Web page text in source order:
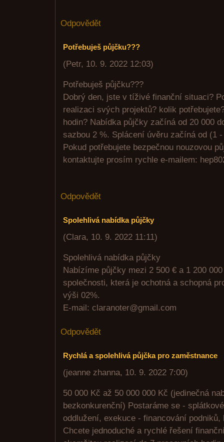
Odpovědět
Potřebuješ půjčku???
(Petr, 10. 9. 2022 12:03)
Potřebuješ půjčku???
Dobrý den, jste v tíživé finanční situaci?
realizaci svých projektů? kolik
hodin? Nabídka půjčky začíná od 20 000
sazbou 2 %. Splácení úvěru začíná od (1
Pokud potřebujete bezpečnou nouzovou
kontaktujte prosím rychle e-mailem:
Odpovědět
Spolehlivá nabídka půjčky
(Clara, 10. 9. 2022 11:11)
Spolehlivá nabídka půjčky
Nabízíme půjčky mezi 2 500 € a 1 200
společnosti, která je ochotná a schopná
výši 02%.
E-mail: claranoter@gmail.com
Odpovědět
Rychlá a spolehlivá půjčka pro zaměstnance
(jeanne zhanna, 10. 9. 2022 7:00)
50 000 Kč až 50 000 000 Kč (jedinečná
bezkonkurenční) Postaráme se -
oddlužení, exekuce - financování
Chcete jednoduché a rychlé řešení